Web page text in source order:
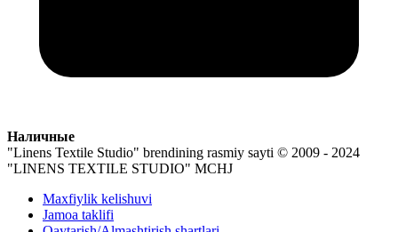
Наличные
"Linens Textile Studio" brendining rasmiy sayti © 2009 - 2024
"LINENS TEXTILE STUDIO" MCHJ
Maxfiylik kelishuvi
Jamoa taklifi